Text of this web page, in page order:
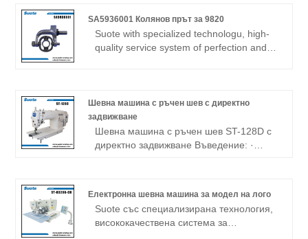
опаковане на бутони, предназначени за
външното облекло на мъжете и Лади. ·
Единична единична единица позволява
задържане с едно докосване на лост.
SA5936001 Колянов прът за 9820
Suote with specialized technologu, high-
quality service system of perfection and
Unit for 9820 related, I hope to help you
better understand SA5936001 Crank Rod
Unit for 9820.
Шевна машина с ръчен шев с директно
задвижване
Шевна машина с ръчен шев ST-128D с
директно задвижване Въведение: ·
висококачествената част, машината
работи по-стабилно, с нисък шум ·
Винтът за регулиране на потока на
Електронна шевна машина за модел на лого
Suote със специализирана технология,
висококачествена система за